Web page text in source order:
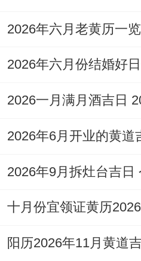
这天的值日为天德。
娶，领证、纳采，订
（土）-凶神，但由于
为是吉日；结婚吉日指
一。农历冬月十三）
月己巳日，五行属大
2026年六月老黄历一
2026年9月拆灶台吉日